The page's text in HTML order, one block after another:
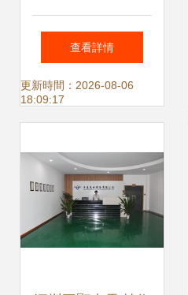
專業辦公解決方案
提供商
查看詳情
更新時間：2026-08-06
18:09:17